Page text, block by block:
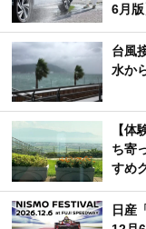
6月版
台風
水か
【
ち寄
すめ
日産